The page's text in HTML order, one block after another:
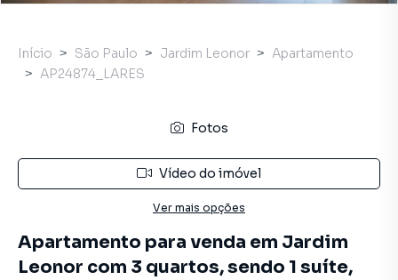
Início São Paulo Jardim Leonor
Apartamento
AP24874_LARES
Fotos
Vídeo do imóvel
Ver mais opções
Apartamento para venda em Jardim
Leonor com 3 quartos, sendo 1 suíte,